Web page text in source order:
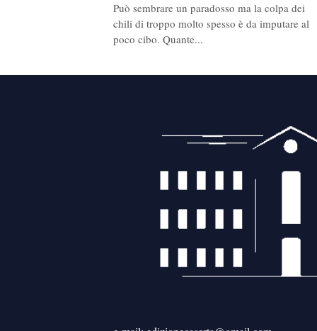
Può sembrare un paradosso ma la colpa dei
chili di troppo molto spesso è da imputare al
poco cibo. Quante...